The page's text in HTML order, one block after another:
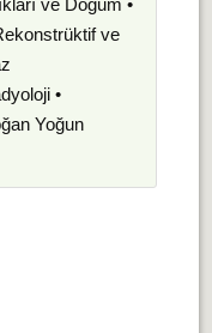
ve Doğum •
ve
•
Yoğun